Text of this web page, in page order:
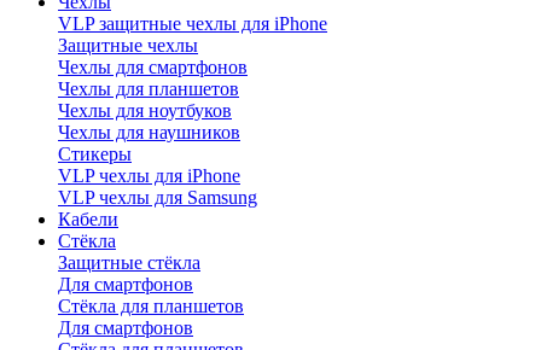
VLP защитные чехлы для iPhone
Защитные чехлы
Чехлы для смартфонов
Чехлы для планшетов
Чехлы для ноутбуков
Чехлы для наушников
Стикеры
VLP чехлы для iPhone
VLP чехлы для Samsung
Кабели
Стёкла
Защитные стёкла
Для смартфонов
Стёкла для планшетов
Для смартфонов